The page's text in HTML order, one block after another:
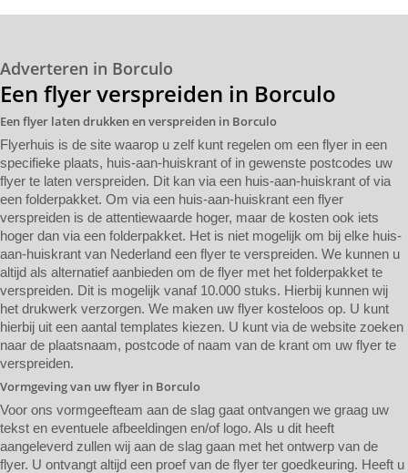
Adverteren in Borculo
Een flyer verspreiden in Borculo
Een flyer laten drukken en verspreiden in Borculo
Flyerhuis is de site waarop u zelf kunt regelen om een flyer in een
specifieke plaats, huis-aan-huiskrant of in gewenste postcodes uw
flyer te laten verspreiden. Dit kan via een huis-aan-huiskrant of via
een folderpakket. Om via een huis-aan-huiskrant een flyer
verspreiden is de attentiewaarde hoger, maar de kosten ook iets
hoger dan via een folderpakket. Het is niet mogelijk om bij elke huis-
aan-huiskrant van Nederland een flyer te verspreiden. We kunnen u
altijd als alternatief aanbieden om de flyer met het folderpakket te
verspreiden. Dit is mogelijk vanaf 10.000 stuks. Hierbij kunnen wij
het drukwerk verzorgen. We maken uw flyer kosteloos op. U kunt
hierbij uit een aantal templates kiezen. U kunt via de website zoeken
naar de plaatsnaam, postcode of naam van de krant om uw flyer te
verspreiden.
Vormgeving van uw flyer in Borculo
Voor ons vormgeefteam aan de slag gaat ontvangen we graag uw
tekst en eventuele afbeeldingen en/of logo. Als u dit heeft
aangeleverd zullen wij aan de slag gaan met het ontwerp van de
flyer. U ontvangt altijd een proef van de flyer ter goedkeuring. Heeft u